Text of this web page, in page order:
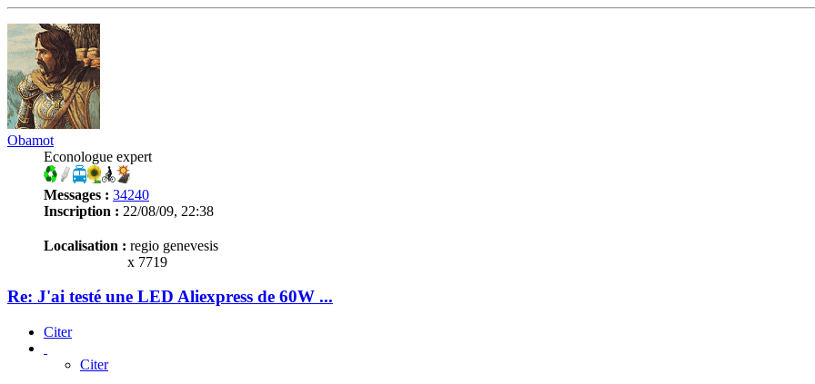
Obamot
Econologue expert
Messages : 34240
Inscription : 22/08/09, 22:38
Localisation : regio genevesis
x 7719
Re: J'ai testé une LED Aliexpress de 60W ...
Citer
Citer